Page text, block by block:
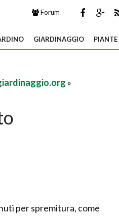
Forum
GIARDINAGGIO
»
per spremitura, come